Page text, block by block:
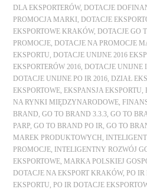
DLA EKSPORTERÓW,DOTACJE
PROMOCJA MARKI
,DOTACJE
EKSPORTOWE KRAKÓW,DOTACJE GO
PROMOCJE ,DOTACJE NA PROMOCJE
EKSPORTU ,DOTACJE UNIJNE 2016
EKSPORTERÓW 2016 ,DOTACJE UNIJNE
DOTACJE UNIJNE PO IR 2016 ,DZIAŁ
EKSPORTOWE ,EKSPANSJA EKSPORTU ,
NA RYNKI MIĘDZYNARODOWE ,
BRAND ,GO TO BRAND 3.3.3 ,GO TO
PARP ,GO TO BRAND PO IR ,GO TO
MAREK PRODUKTOWYCH
PROMOCJE
INTELIGENTNY ROZWÓJ
EKSPORTOWE ,MARKA POLSKIEJ
DOTACJE NA EKSPORT KRAKÓW,PO IR
EKSPORTU ,PO IR DOTACJE